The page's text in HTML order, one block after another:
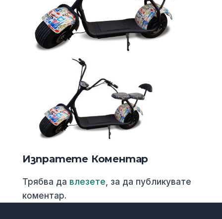
Изпратете Коментар
Трябва да влезете , за да публикувате
коментар.